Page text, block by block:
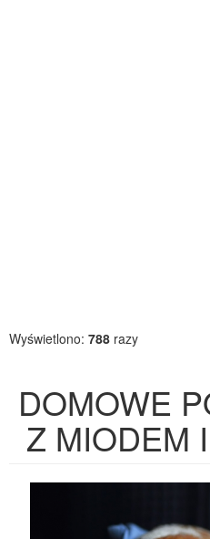
Wyświetlono: 788 razy
DOMOWE
Z MIODEM